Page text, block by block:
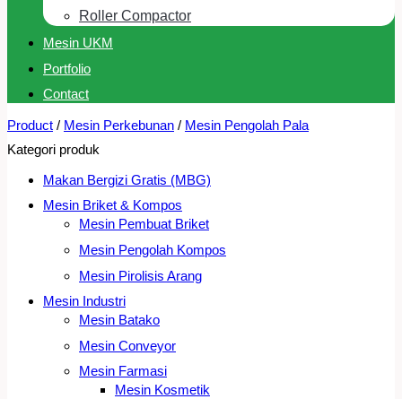
Roller Compactor
Mesin UKM
Portfolio
Contact
Product / Mesin Perkebunan / Mesin Pengolah Pala
Kategori produk
Makan Bergizi Gratis (MBG)
Mesin Briket & Kompos
Mesin Pembuat Briket
Mesin Pengolah Kompos
Mesin Pirolisis Arang
Mesin Industri
Mesin Batako
Mesin Conveyor
Mesin Farmasi
Mesin Kosmetik